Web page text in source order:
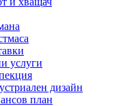
услуги
дизайн
план